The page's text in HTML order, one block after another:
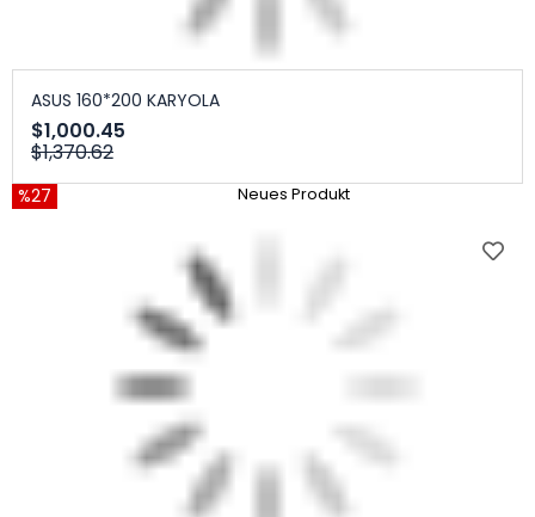
ASUS 160*200 KARYOLA
$1,000.45
$1,370.62
%27 Neues Produkt